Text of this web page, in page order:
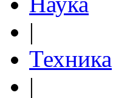
|
Техника
|